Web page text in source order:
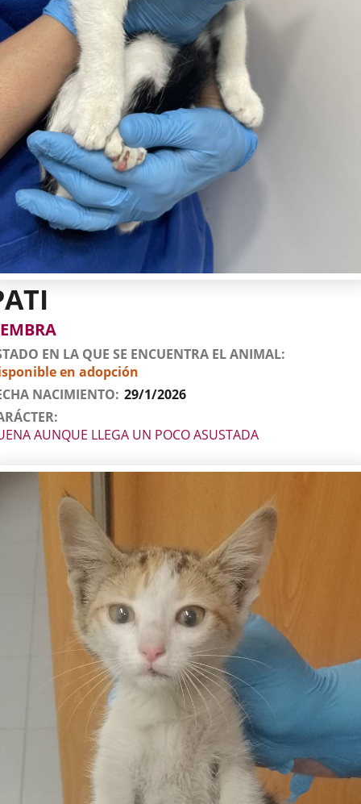
EN LA QUE SE ENCUENTRA EL ANIMAL
en adopción
NACIMIENTO 29/1/2026
AUNQUE LLEGA UN POCO ASUSTADA